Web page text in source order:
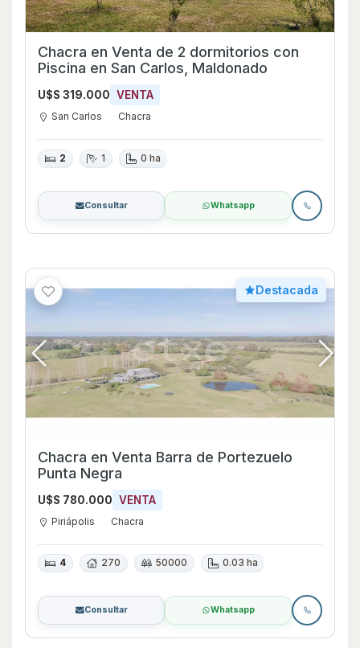
Chacra en Venta de 2 dormitorios con
Piscina en San Carlos, Maldonado
U$S 319.000 VENTA
San Carlos Chacra
2 1 0 ha
Consultar Whatsapp
Destacada
Chacra en Venta Barra de Portezuelo
Punta Negra
U$S 780.000 VENTA
Piriápolis Chacra
4 270 50000 0.03 ha
Consultar Whatsapp